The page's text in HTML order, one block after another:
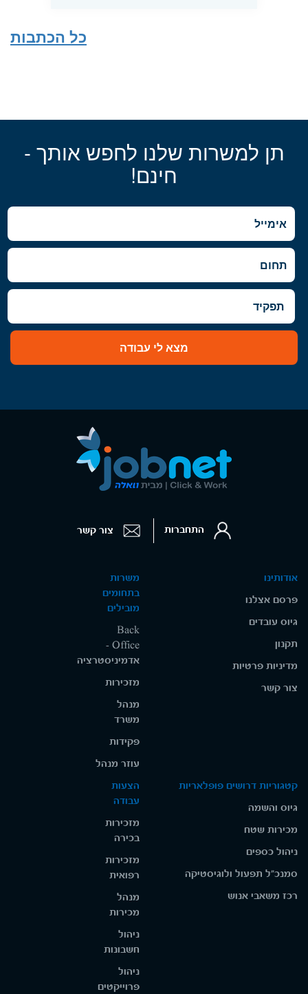
כל הכתבות
תן למשרות שלנו לחפש אותך -
חינם!
מצא לי עבודה
אודותינו
פרסם אצלנו
גיוס עובדים
תקנון
מדיניות פרטיות
צור קשר
משרות
בתחומים
מובילים
Back
Office -
אדמיניסטרציה
מזכירות
מנהל
משרד
פקידות
עוזר מנהל
קטגוריות דרושים פופלאריות
גיוס והשמה
מכירות שטח
ניהול כספים
סמנכ"ל תפעול ולוגיסטיקה
רכז משאבי אנוש
הצעות
עבודה
מזכירות
בכירה
מזכירות
רפואית
מנהל
מכירות
ניהול
חשבונות
ניהול
פרוייקטים